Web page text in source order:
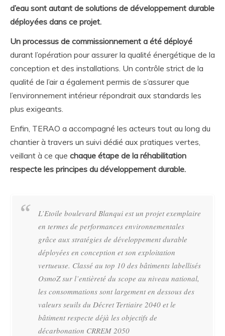
d’eau sont autant de solutions de développement durable
déployées dans ce projet.
Un processus de commissionnement a été déployé
durant l’opération pour assurer la qualité énergétique de la
conception et des installations. Un contrôle strict de la
qualité de l’air a également permis de s’assurer que
l’environnement intérieur répondrait aux standards les
plus exigeants.
Enfin, TERAO a accompagné les acteurs tout au long du
chantier à travers un suivi dédié aux pratiques vertes,
veillant à ce que chaque étape de la réhabilitation
respecte les principes du développement durable.
L’Etoile boulevard Blanqui est un projet exemplaire
en termes de performances environnementales
grâce aux stratégies de développement durable
déployées en conception et son exploitation
vertueuse. Classé au top 10 des bâtiments labellisés
OsmoZ sur l’entièreté du scope au niveau national,
les consommations sont largement en dessous des
valeurs seuils du Décret Tertiaire 2040 et le
bâtiment respecte déjà les objectifs de
décarbonation CRREM 2050